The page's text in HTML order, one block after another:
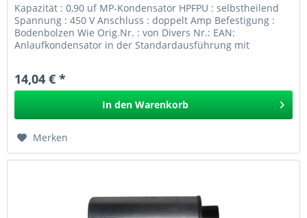
Kapazität : 0,90 uf MP-Kondensator HPFPU : selbstheilend
Spannung : 450 V Anschluss : doppelt Amp Befestigung :
Bodenbolzen Wie Orig.Nr. : von Divers Nr.: EAN:
Anlaufkondensator in der Standardausführung mit
14,04 € *
In den Warenkorb
Merken